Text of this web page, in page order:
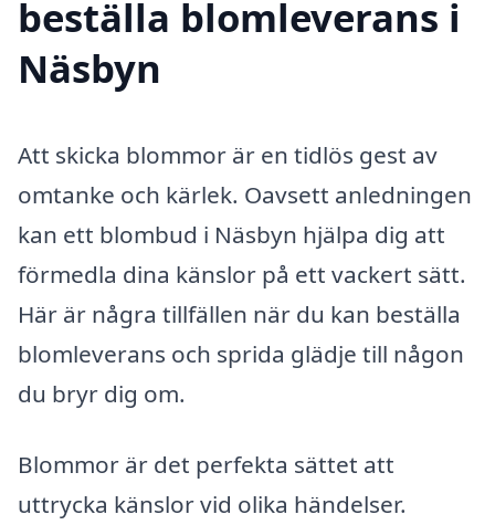
beställa blomleverans i
Näsbyn
Att skicka blommor är en tidlös gest av
omtanke och kärlek. Oavsett anledningen
kan ett blombud i Näsbyn hjälpa dig att
förmedla dina känslor på ett vackert sätt.
Här är några tillfällen när du kan beställa
blomleverans och sprida glädje till någon
du bryr dig om.
Blommor är det perfekta sättet att
uttrycka känslor vid olika händelser.